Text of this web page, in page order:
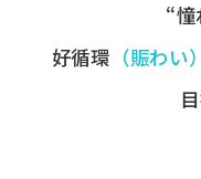
“
好循環 ​（賑わい）